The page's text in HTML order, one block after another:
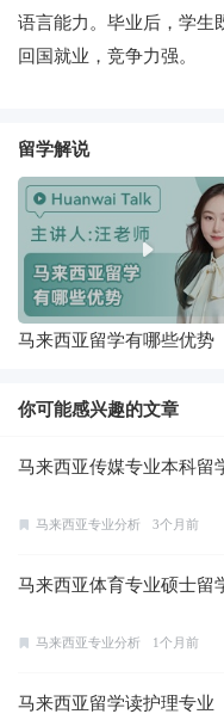
语言能力。毕业后，学生
回国就业，竞争力强。
留学解说
马来西亚留学有哪些优势
你可能感兴趣的文章
马来西亚传媒专业本科留
马来西亚专业分析 3个月前
马来西亚体育专业硕士留
马来西亚专业分析 1个月前
马来西亚留学读护理专业